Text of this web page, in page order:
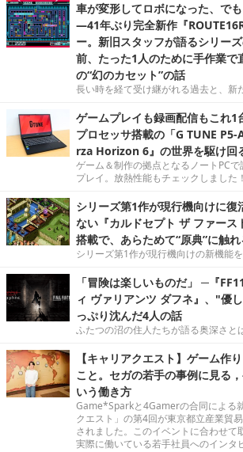
車が変形してロボになった、で
―41年ぶり完全新作『
ー。新旧スタッフが語るシリー
前、たった1人のために手作業で
の“幻のカセット”の話
長い時を経て受け継がれる過去と、新
ゲームプレイも録画配信もこれ
プロセッサ搭載の「G TUNE P5-
rza Horizon 6』の世界を駆け回
ゲーム＆制作の拠点となるノートPC
プレイ。放熱性能もチェックしました！
シリーズ第1作が現行機向けに復
ない『カルドセプト ザ ファース
搭載で、あらためて“原典”に触
シリーズ第1作が現行機向けの新機能
「冒険は楽しいものだ」 ─『
ィ ヴァリアンツ ダフネ』、"優
っぷり沈んだ4人の話
ふたつの沼の住人たちが語る奥深さと
【キャリアクエスト】ゲーム作
こと。セガの若手の事例に見る
いう働き方
Game*Sparkと4Gamerの合同による
クエスト」の第4回が東京都立産業貿
されました。このイベントに合わせて
実際に働いている若手社員へのインタ